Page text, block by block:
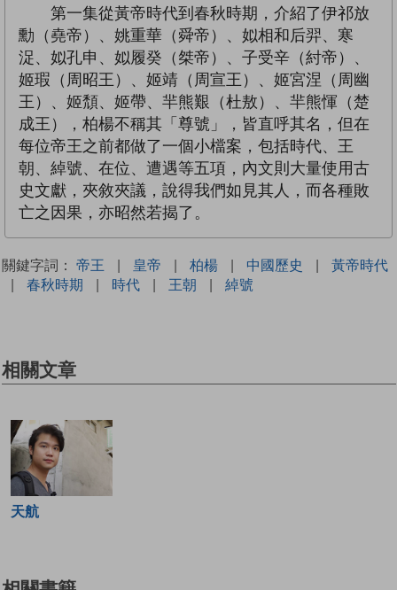
第一集從黃帝時代到春秋時期，介紹了伊祁放
勳（堯帝）、姚重華（舜帝）、姒相和后羿、寒
浞、姒孔申、姒履癸（桀帝）、子受辛（紂帝）、
姬瑕（周昭王）、姬靖（周宣王）、姬宮涅（周幽
王）、姬頹、姬帶、羋熊艱（杜敖）、羋熊惲（楚
成王），柏楊不稱其「尊號」，皆直呼其名，但在
每位帝王之前都做了一個小檔案，包括時代、王
朝、綽號、在位、遭遇等五項，內文則大量使用古
史文獻，夾敘夾議，說得我們如見其人，而各種敗
亡之因果，亦昭然若揭了。
關鍵字詞： 帝王 | 皇帝 | 柏楊 | 中國歷史 |
黃帝時代
|
春秋時期 | 時代 | 王朝 | 綽號
相關文章
天航